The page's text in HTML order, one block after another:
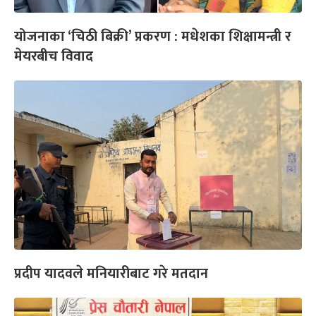
योजनाका ‘चिठी बिक्री’ प्रकरण : मधेशका शिक्षामन्त्री र
मेयरबीच विवाद
प्रदीप यादवले मनियारीबाट गरे मतदान